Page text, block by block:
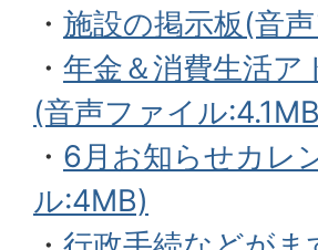
・ 施設の掲示板(音
・ 年金＆消費生活
(音声ファイル
・ 6月お知らせカレ
ル:4MB)